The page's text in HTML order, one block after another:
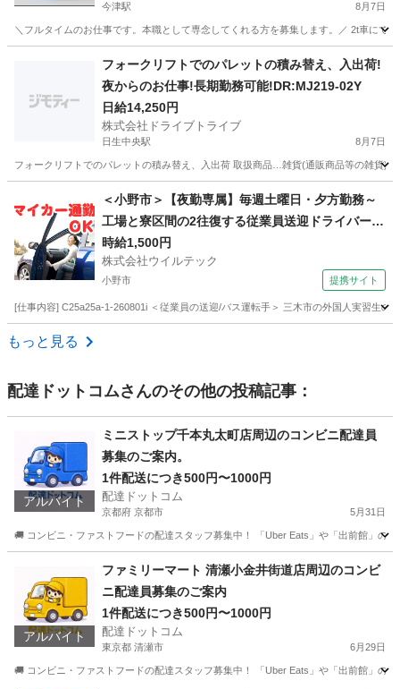
今津駅 8月7日
＼フルタイムのお仕事です。本職として専念してくれる方を募集します。／ 2t車にて
ドライバー
フォークリフトでのパレットの積み替え、入出荷!
夜からのお仕事!長期勤務可能!DR:MJ219-02Y
日給14,250円
株式会社ドライブトライブ
日生中央駅 8月7日
フォークリフトでのパレットの積み替え、入出荷 取扱商品…雑貨(通販商品等の雑
日生中央駅 倉庫 フォークリフト
＜小野市＞【夜勤専属】毎週土曜日・夕方勤務～
工場と寮区間の2往復する従業員送迎ドライバー/
中型または大型免許必須
時給1,500円
株式会社ウイルテック
小野市 提携サイト
[仕事内容] C25a25a-1-260801i ＜従業員の送迎/バス運転手＞ 三木市の外国人実習生
兵庫 小野市
もっと見る
配達ドットコムさんのその他の投稿記事：
アルバイト
ミニストップ千本丸太町店周辺のコンビニ配達員
募集のご案内。
1件配送につき500円〜1000円
配達ドットコム
京都府 京都市 5月31日
🚚 コンビニ・ファストフードの配達スタッフ募集中！ 「Uber Eats」や「出前館」の
ミニストップ
アルバイト
ファミリーマート 清瀬小金井街道店周辺のコンビ
ニ配達員募集のご案内
1件配送につき500円〜1000円
配達ドットコム
東京都 清瀬市 6月29日
🚚 コンビニ・ファストフードの配達スタッフ募集中！ 「Uber Eats」や「出前館」の